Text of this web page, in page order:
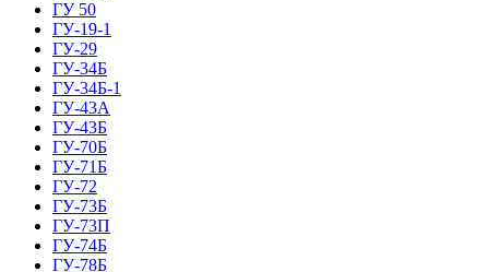
ГУ 50
ГУ-19-1
ГУ-29
ГУ-34Б
ГУ-34Б-1
ГУ-43А
ГУ-43Б
ГУ-70Б
ГУ-71Б
ГУ-72
ГУ-73Б
ГУ-73П
ГУ-74Б
ГУ-78Б